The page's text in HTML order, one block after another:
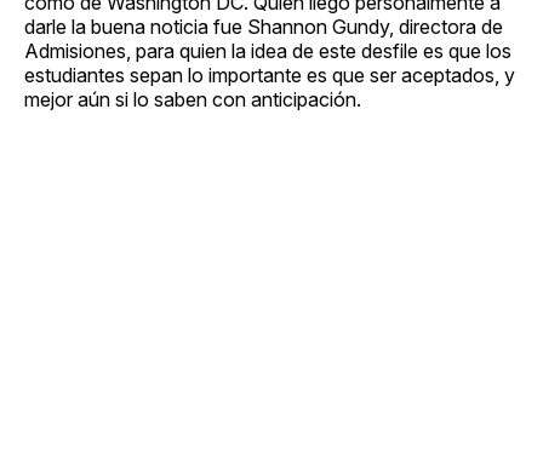
darle la buena noticia fue Shannon Gundy, directora de
Admisiones, para quien la idea de este desfile es que los
estudiantes sepan lo importante es que ser aceptados, y
mejor aún si lo saben con anticipación.